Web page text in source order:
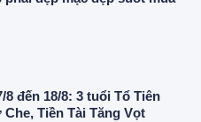
8 đến 18/8: 3 tuổi Tổ Tiên
Che, Tiền Tài Tăng Vọt